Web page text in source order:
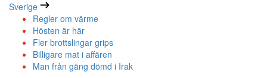
Sverige
Regler om värme
Hösten är här
Fler brottslingar grips
Billigare mat i affären
Man från gäng dömd i Irak